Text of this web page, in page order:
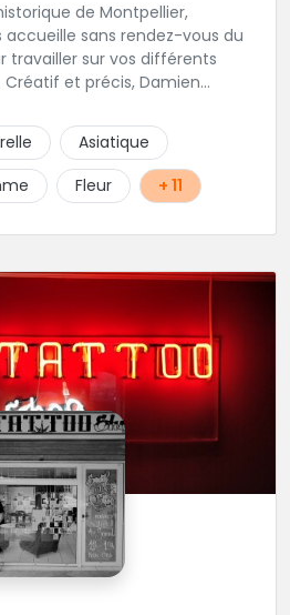
de Montpellier,
sans rendez-vous du
travailler sur vos différents
et précis, Damien
dans le tatouage traditionnel,
à l'aise dans la
styles différents : Dotwork,
.. N'hésitez pas à le
Asiatique
Fleur + 11